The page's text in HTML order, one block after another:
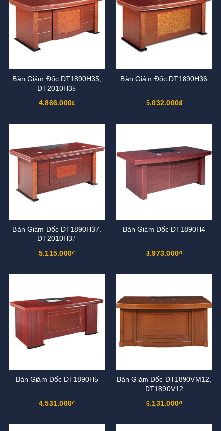
Bàn Giám Đốc DT1890H35,
DT2010H35
4.866.000₫
Bàn Giám Đốc DT1890H36
5.032.000₫
Bàn Giám Đốc DT1890H37,
DT2010H37
5.115.000₫
Bàn Giám Đốc DT1890H4
3.973.000₫
Bàn Giám Đốc DT1890H5
4.531.000₫
Bàn Giám Đốc DT1890VM12,
DT1890V12
6.131.000₫